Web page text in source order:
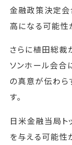
金融政策決定会
高になる可能性
さらに植田総裁
ソンホール会合
の真意が伝わら
す。
日米金融当局
を与える可能性